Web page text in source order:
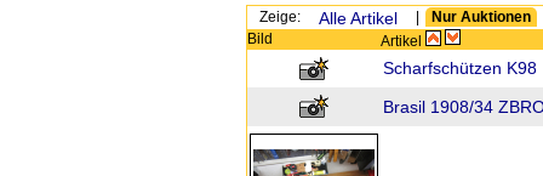
Zeige: Alle Artikel
Nur Auktionen
Bild
Artikel
Scharfschützen K98
Brasil 1908/34